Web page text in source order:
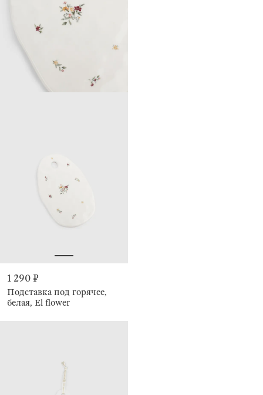
1 290 ₽
Подставка под горячее,
белая, El flower